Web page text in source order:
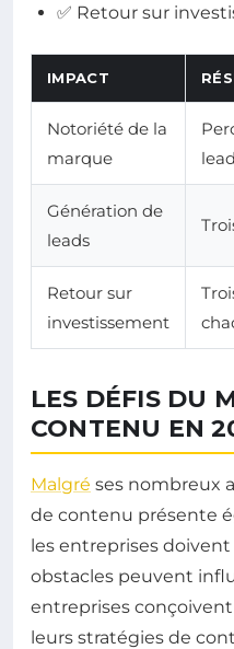
✅ Retour sur
IMPACT
Notoriété de la
marque
Génération de
leads
Retour sur
investissement
LES DÉFIS DU
CONTENU EN
Malgré ses nombreux
de contenu présente
les entreprises
obstacles peuvent
entreprises
leurs stratégies de